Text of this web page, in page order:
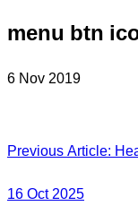
menu btn
6 Nov 2019
Post
navigation
Previous Article:
16 Oct 2025